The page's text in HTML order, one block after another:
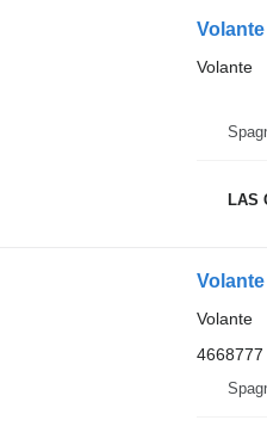
Volante
LAS
Volante
4668777